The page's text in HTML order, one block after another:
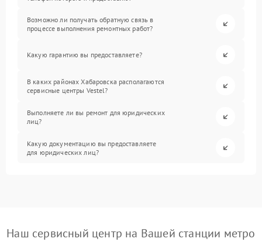
Возможно ли получать обратную связь в
процессе выполнения ремонтных работ?
Какую гарантию вы предоставляете?
В каких районах Хабаровска располагаются
сервисные центры Vestel?
Выполняете ли вы ремонт для юридических
лиц?
Какую документацию вы предоставляете
для юридических лиц?
Наш сервисный центр на Вашей станции метро